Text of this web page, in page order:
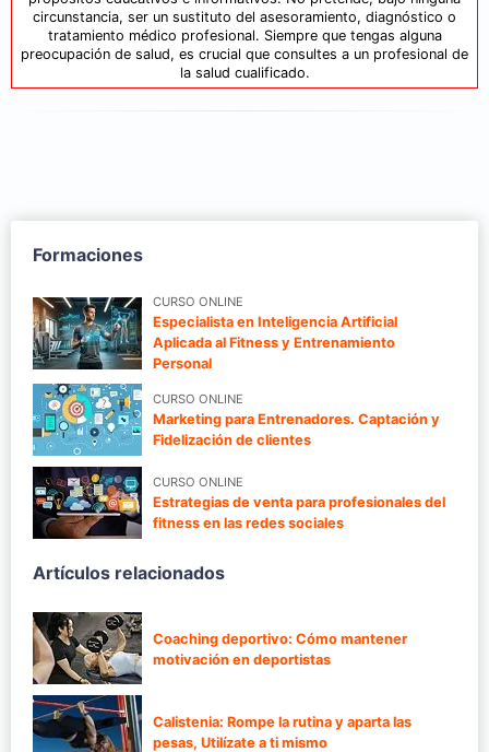
circunstancia, ser un sustituto del asesoramiento, diagnóstico o
tratamiento médico profesional. Siempre que tengas alguna
preocupación de salud, es crucial que consultes a un profesional de
la salud cualificado.
Formaciones
CURSO ONLINE
Especialista en Inteligencia Artificial
Aplicada al Fitness y Entrenamiento
Personal
CURSO ONLINE
Marketing para Entrenadores. Captación y
Fidelización de clientes
CURSO ONLINE
Estrategias de venta para profesionales del
fitness en las redes sociales
Artículos relacionados
Coaching deportivo: Cómo mantener
motivación en deportistas
Calistenia: Rompe la rutina y aparta las
pesas, Utilízate a ti mismo